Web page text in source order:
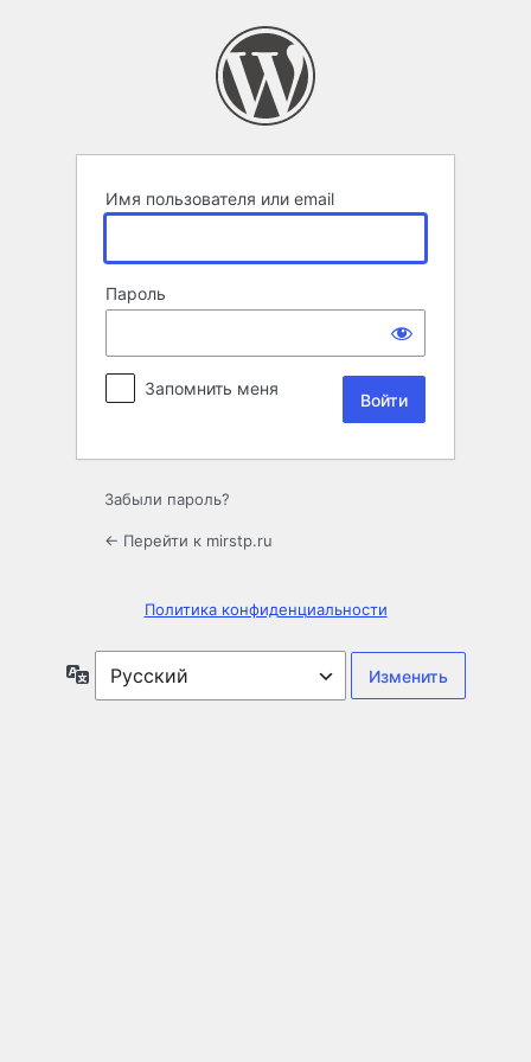
Имя пользователя или email
Пароль
Запомнить меня
Забыли пароль?
← Перейти к mirstp.ru
Политика конфиденциальности
Язык